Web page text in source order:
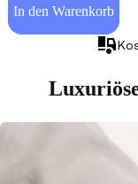
In den Warenkorb